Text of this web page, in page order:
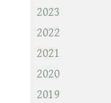
2023
2022
2021
2020
2019